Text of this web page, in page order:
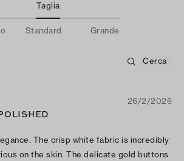
Taglia
Standard Grande
26/2/2026
The crisp white fabric is incredibly
on the skin. The delicate gold buttons